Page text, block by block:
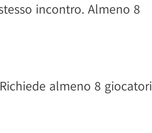
incontro. Almeno 8
almeno 8 giocatori